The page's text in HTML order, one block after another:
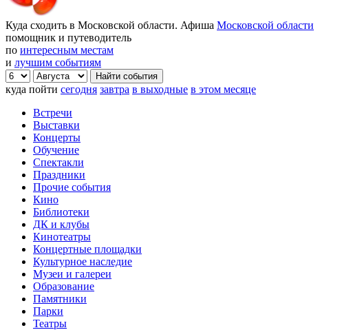
Куда сходить в Московской области. Афиша Московской области
помощник и путеводитель
по интересным местам
и лучшим событиям
куда пойти сегодня завтра в выходные в этом месяце
Встречи
Выставки
Концерты
Обучение
Спектакли
Праздники
Прочие события
Кино
Библиотеки
ДК и клубы
Кинотеатры
Концертные площадки
Культурное наследие
Музеи и галереи
Образование
Памятники
Парки
Театры